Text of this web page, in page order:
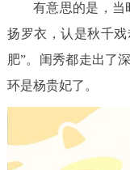
有意思的是，当
扬罗衣，认是秋千
肥”。闺秀都走出了
环是杨贵妃了。